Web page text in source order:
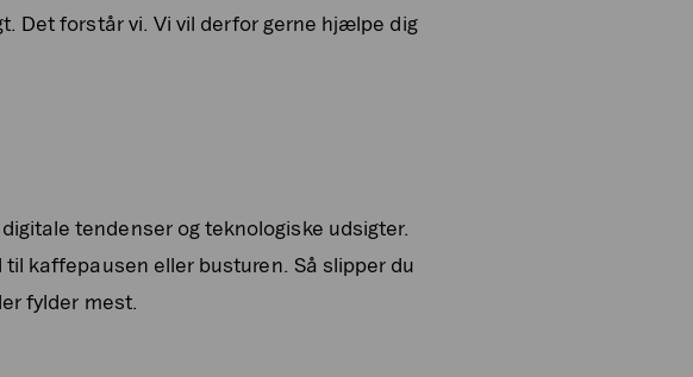
Det forstår vi. Vi vil derfor gerne hjælpe dig
tendenser og teknologiske udsigter.
kaffepausen eller busturen. Så slipper du
fylder mest.